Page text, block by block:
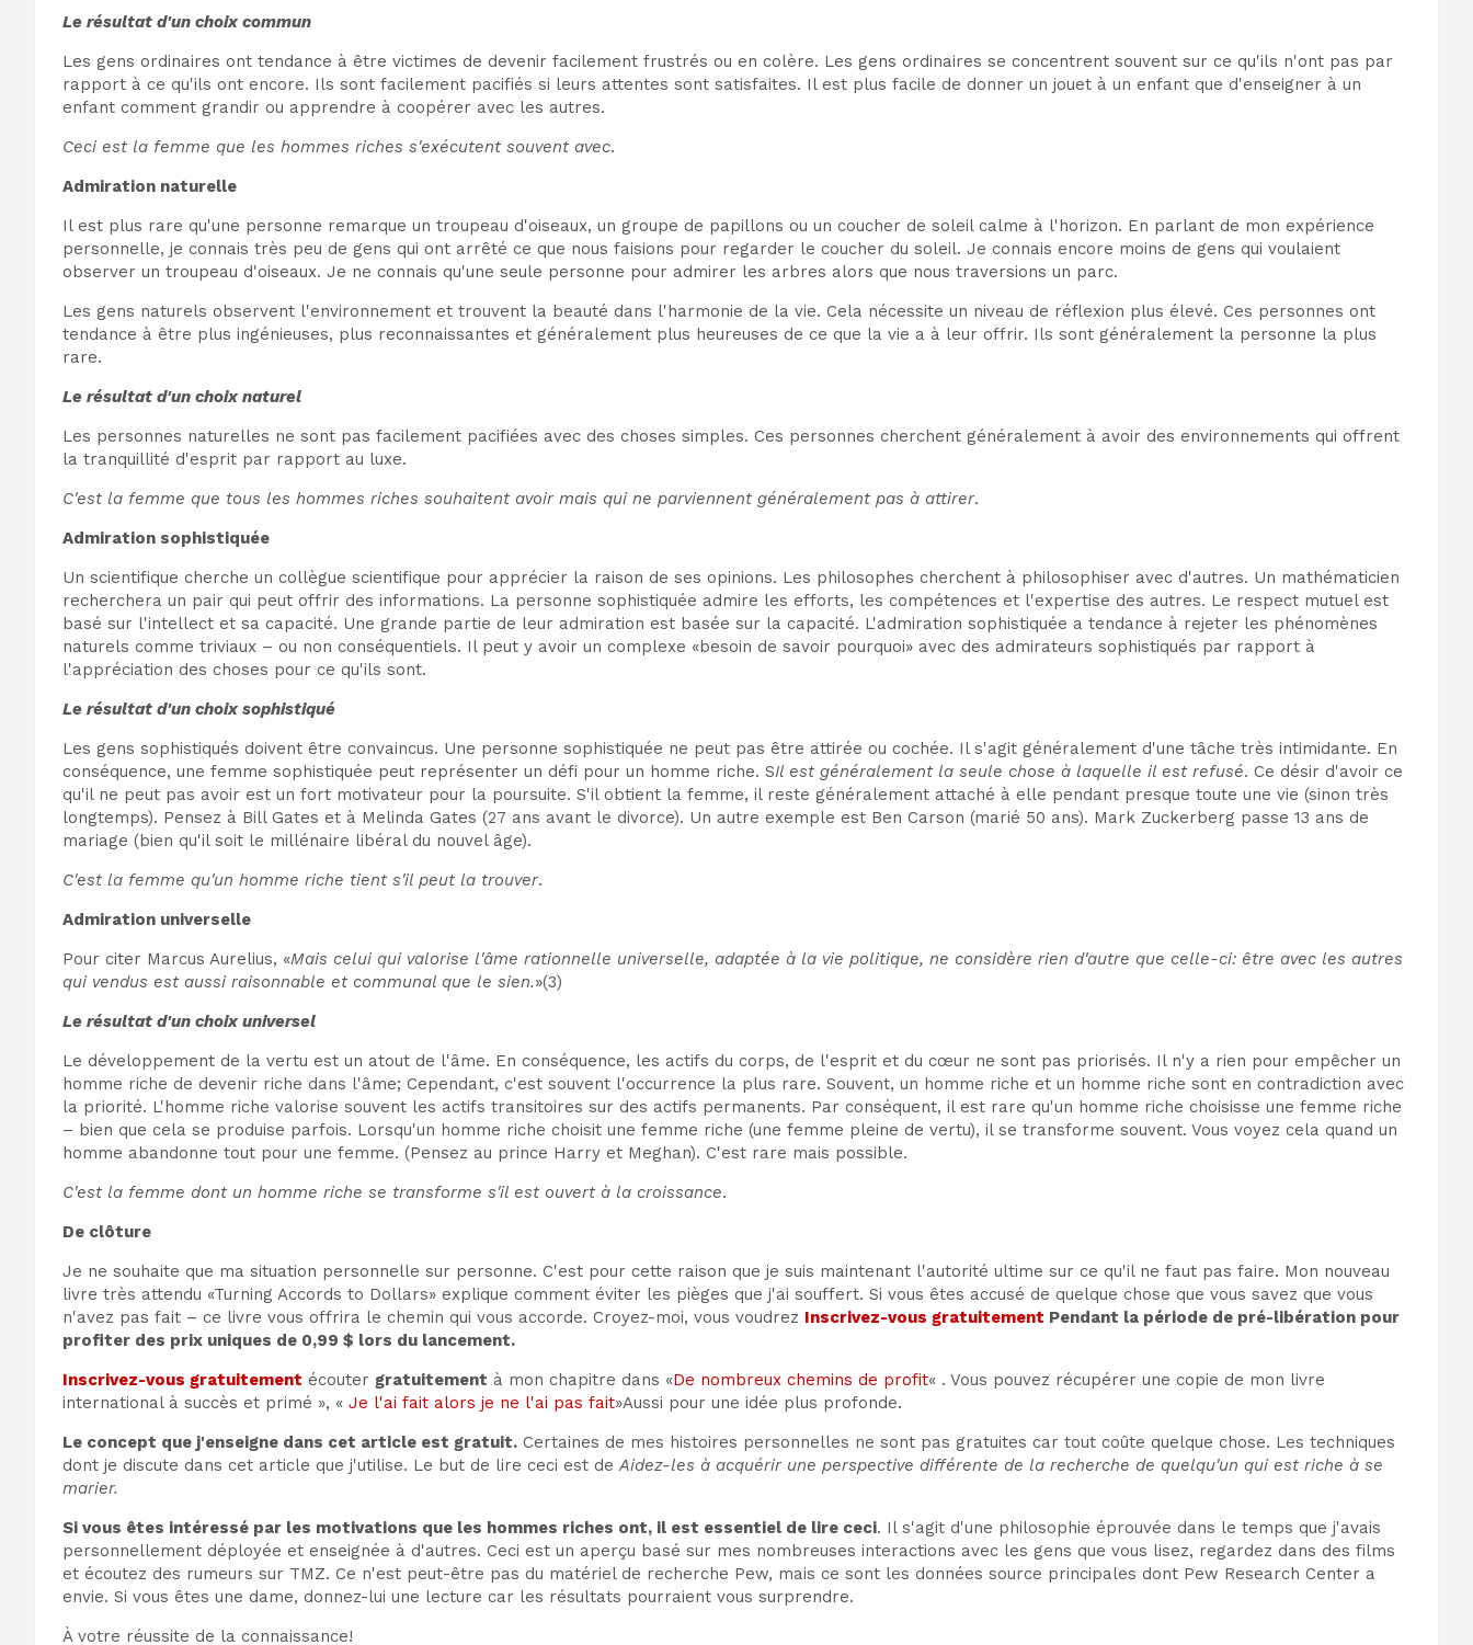
Le résultat d'un choix commun
Les gens ordinaires ont tendance à être victimes de devenir facilement frustrés ou en colère. Les gens ordinaires se concentrent souvent sur ce qu'ils n'ont pas par
rapport à ce qu'ils ont encore. Ils sont facilement pacifiés si leurs attentes sont satisfaites. Il est plus facile de donner un jouet à un enfant que d'enseigner à un
enfant comment grandir ou apprendre à coopérer avec les autres.
Ceci est la femme que les hommes riches s'exécutent souvent avec.
Admiration naturelle
Il est plus rare qu'une personne remarque un troupeau d'oiseaux, un groupe de papillons ou un coucher de soleil calme à l'horizon. En parlant de mon expérience
personnelle, je connais très peu de gens qui ont arrêté ce que nous faisions pour regarder le coucher du soleil. Je connais encore moins de gens qui voulaient
observer un troupeau d'oiseaux. Je ne connais qu'une seule personne pour admirer les arbres alors que nous traversions un parc.
Les gens naturels observent l'environnement et trouvent la beauté dans l'harmonie de la vie. Cela nécessite un niveau de réflexion plus élevé. Ces personnes ont
tendance à être plus ingénieuses, plus reconnaissantes et généralement plus heureuses de ce que la vie a à leur offrir. Ils sont généralement la personne la plus
rare.
Le résultat d'un choix naturel
Les personnes naturelles ne sont pas facilement pacifiées avec des choses simples. Ces personnes cherchent généralement à avoir des environnements qui offrent
la tranquillité d'esprit par rapport au luxe.
C'est la femme que tous les hommes riches souhaitent avoir mais qui ne parviennent généralement pas à attirer.
Admiration sophistiquée
Un scientifique cherche un collègue scientifique pour apprécier la raison de ses opinions. Les philosophes cherchent à philosophiser avec d'autres. Un mathématicien
recherchera un pair qui peut offrir des informations. La personne sophistiquée admire les efforts, les compétences et l'expertise des autres. Le respect mutuel est
basé sur l'intellect et sa capacité. Une grande partie de leur admiration est basée sur la capacité. L'admiration sophistiquée a tendance à rejeter les phénomènes
naturels comme triviaux – ou non conséquentiels. Il peut y avoir un complexe «besoin de savoir pourquoi» avec des admirateurs sophistiqués par rapport à
l'appréciation des choses pour ce qu'ils sont.
Le résultat d'un choix sophistiqué
Les gens sophistiqués doivent être convaincus. Une personne sophistiquée ne peut pas être attirée ou cochée. Il s'agit généralement d'une tâche très intimidante. En
conséquence, une femme sophistiquée peut représenter un défi pour un homme riche. SIl est généralement la seule chose à laquelle il est refusé. Ce désir d'avoir ce
qu'il ne peut pas avoir est un fort motivateur pour la poursuite. S'il obtient la femme, il reste généralement attaché à elle pendant presque toute une vie (sinon très
longtemps). Pensez à Bill Gates et à Melinda Gates (27 ans avant le divorce). Un autre exemple est Ben Carson (marié 50 ans). Mark Zuckerberg passe 13 ans de
mariage (bien qu'il soit le millénaire libéral du nouvel âge).
C'est la femme qu'un homme riche tient s'il peut la trouver.
Admiration universelle
Pour citer Marcus Aurelius, «Mais celui qui valorise l'âme rationnelle universelle, adaptée à la vie politique, ne considère rien d'autre que celle-ci: être avec les autres
qui vendus est aussi raisonnable et communal que le sien.»(3)
Le résultat d'un choix universel
Le développement de la vertu est un atout de l'âme. En conséquence, les actifs du corps, de l'esprit et du cœur ne sont pas priorisés. Il n'y a rien pour empêcher un
homme riche de devenir riche dans l'âme; Cependant, c'est souvent l'occurrence la plus rare. Souvent, un homme riche et un homme riche sont en contradiction avec
la priorité. L'homme riche valorise souvent les actifs transitoires sur des actifs permanents. Par conséquent, il est rare qu'un homme riche choisisse une femme riche
– bien que cela se produise parfois. Lorsqu'un homme riche choisit une femme riche (une femme pleine de vertu), il se transforme souvent. Vous voyez cela quand un
homme abandonne tout pour une femme. (Pensez au prince Harry et Meghan). C'est rare mais possible.
C'est la femme dont un homme riche se transforme s'il est ouvert à la croissance.
De clôture
Je ne souhaite que ma situation personnelle sur personne. C'est pour cette raison que je suis maintenant l'autorité ultime sur ce qu'il ne faut pas faire. Mon nouveau
livre très attendu «Turning Accords to Dollars» explique comment éviter les pièges que j'ai souffert. Si vous êtes accusé de quelque chose que vous savez que vous
n'avez pas fait – ce livre vous offrira le chemin qui vous accorde. Croyez-moi, vous voudrez Inscrivez-vous gratuitement Pendant la période de pré-libération pour
profiter des prix uniques de 0,99 $ lors du lancement.
Inscrivez-vous gratuitement écouter gratuitement à mon chapitre dans «De nombreux chemins de profit« . Vous pouvez récupérer une copie de mon livre
international à succès et primé », « Je l'ai fait alors je ne l'ai pas fait»Aussi pour une idée plus profonde.
Le concept que j'enseigne dans cet article est gratuit. Certaines de mes histoires personnelles ne sont pas gratuites car tout coûte quelque chose. Les techniques
dont je discute dans cet article que j'utilise. Le but de lire ceci est deAidez-les à acquérir une perspective différente de la recherche de quelqu'un qui est riche à se
marier.
Si vous êtes intéressé par les motivations que les hommes riches ont, il est essentiel de lire ceci. Il s'agit d'une philosophie éprouvée dans le temps que j'avais
personnellement déployée et enseignée à d'autres. Ceci est un aperçu basé sur mes nombreuses interactions avec les gens que vous lisez, regardez dans des films
et écoutez des rumeurs sur TMZ. Ce n'est peut-être pas du matériel de recherche Pew, mais ce sont les données source principales dont Pew Research Center a
envie. Si vous êtes une dame, donnez-lui une lecture car les résultats pourraient vous surprendre.
À votre réussite de la connaissance!